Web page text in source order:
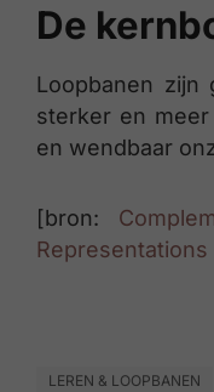
De
Loopbanen
sterker en
en wendbaar
[bron:
LEREN & LOOPBANEN